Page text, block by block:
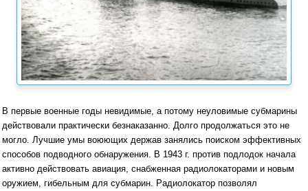
В первые военные годы невидимые, а потому неуловимые субмарины
действовали практически безнаказанно. Долго продолжаться это не
могло. Лучшие умы воюющих держав занялись поиском эффективных
способов подводного обнаружения. В 1943 г. против подлодок начала
активно действовать авиация, снабженная радиолокаторами и новым
оружием, гибельным для субмарин. Радиолокатор позволял